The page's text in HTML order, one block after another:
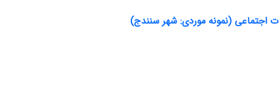
اجتماعی (نمونه موردی: شهر سنندج)